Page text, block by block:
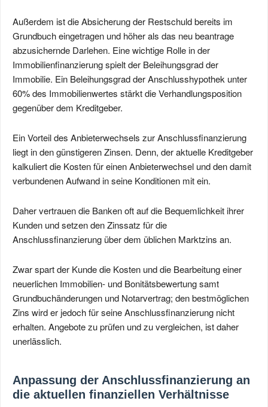
Außerdem ist die Absicherung der Restschuld bereits im
Grundbuch eingetragen und höher als das neu beantrage
abzusichernde Darlehen. Eine wichtige Rolle in der
Immobilienfinanzierung spielt der Beleihungsgrad der
Immobilie. Ein Beleihungsgrad der Anschlusshypothek unter
60% des Immobilienwertes stärkt die Verhandlungsposition
gegenüber dem Kreditgeber.
Ein Vorteil des Anbieterwechsels zur Anschlussfinanzierung
liegt in den günstigeren Zinsen. Denn, der aktuelle Kreditgeber
kalkuliert die Kosten für einen Anbieterwechsel und den damit
verbundenen Aufwand in seine Konditionen mit ein.
Daher vertrauen die Banken oft auf die Bequemlichkeit ihrer
Kunden und setzen den Zinssatz für die
Anschlussfinanzierung über dem üblichen Marktzins an.
Zwar spart der Kunde die Kosten und die Bearbeitung einer
neuerlichen Immobilien- und Bonitätsbewertung samt
Grundbuchänderungen und Notarvertrag; den bestmöglichen
Zins wird er jedoch für seine Anschlussfinanzierung nicht
erhalten. Angebote zu prüfen und zu vergleichen, ist daher
unerlässlich.
Anpassung der Anschlussfinanzierung an
die aktuellen finanziellen Verhältnisse